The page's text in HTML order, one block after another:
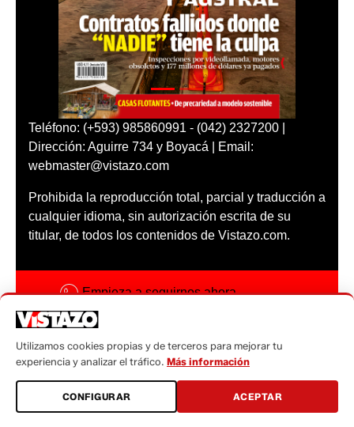
Teléfono: (+593) 985860991 - (042) 2327200 |
Dirección: Aguirre 734 y Boyacá | Email:
webmaster@vistazo.com
Prohibida la reproducción total, parcial y traducción a
cualquier idioma, sin autorización escrita de su
titular, de todos los contenidos de Vistazo.com.
Empieza a seguirnos ahora
Código ética
Sugerencias a:
sugerencias@vistazo.com
Utilizamos cookies propias y de terceros para mejorar tu
experiencia y analizar el tráfico. Más información
CONFIGURAR ACEPTAR